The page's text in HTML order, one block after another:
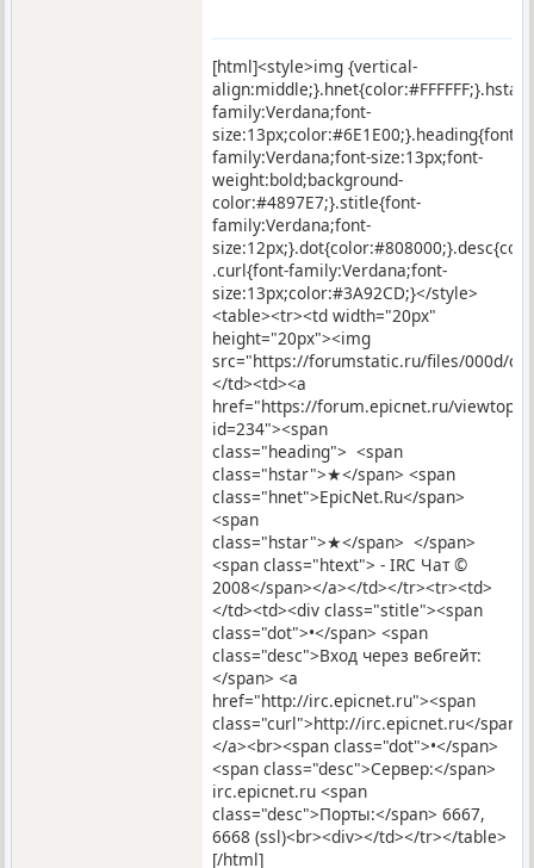
[html]<style>img {vertical-
family:Verdana;font-
size:13px;color:#6E1E00;}.heading{font-
family:Verdana;font-size:13px;font-
weight:bold;background-
color:#4897E7;}.stitle{font-
family:Verdana;font-
.curl{font-family:Verdana;font-
size:13px;color:#3A92CD;}</style>
<table><tr><td width="20px"
height="20px"><img
src="https://forumstatic.ru/files/000d/
</td><td><a
href="https://forum.epicnet.ru/
id=234"><span
class="heading"> <span
class="hstar">★</span> <span
class="hnet">EpicNet.Ru</span>
<span
class="hstar">★</span> </span>
<span class="htext"> - IRC Чат ©
2008</span></a></td></tr><tr><td>
</td><td><div class="stitle"><span
class="dot">•</span> <span
class="desc">Вход через вебгейт:
</span> <a
href="http://irc.epicnet.ru"><span
class="curl">http://irc.epicnet.ru</span>
</a><br><span class="dot">•</span>
<span class="desc">Сервер:</span>
irc.epicnet.ru <span
class="desc">Порты:</span> 6667,
6668 (ssl)<br><div></td></tr></table>
[/html]